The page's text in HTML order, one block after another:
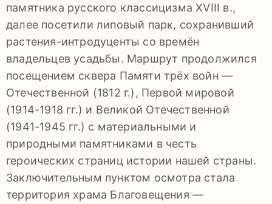
памятника русского классицизма XVIII в.,
далее посетили липовый парк, сохранивший
растения-интродуценты со времён
владельцев усадьбы. Маршрут продолжился
посещением сквера Памяти трёх войн —
Отечественной (1812 г.), Первой мировой
(1914-1918 гг.) и Великой Отечественной
(1941-1945 гг.) с материальными и
природными памятниками в честь
героических страниц истории нашей страны.
Заключительным пунктом осмотра стала
территория храма Благовещения —